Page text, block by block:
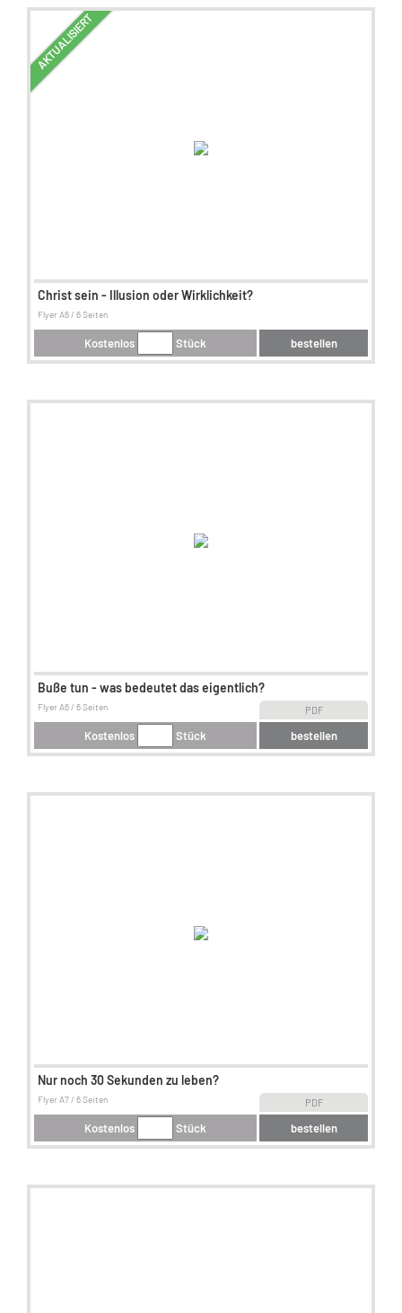
AKTUALISIERT
Christ sein - Illusion oder Wirklichkeit?
Flyer A6 / 6 Seiten
Kostenlos Stück bestellen
Buße tun - was bedeutet das eigentlich?
PDF
Flyer A6 / 6 Seiten
Kostenlos Stück bestellen
Nur noch 30 Sekunden zu leben?
PDF
Flyer A7 / 6 Seiten
Kostenlos Stück bestellen